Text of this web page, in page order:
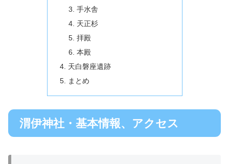
手水舎
天正杉
拝殿
本殿
天白磐座遺跡
まとめ
渭伊神社・基本情報、アクセス